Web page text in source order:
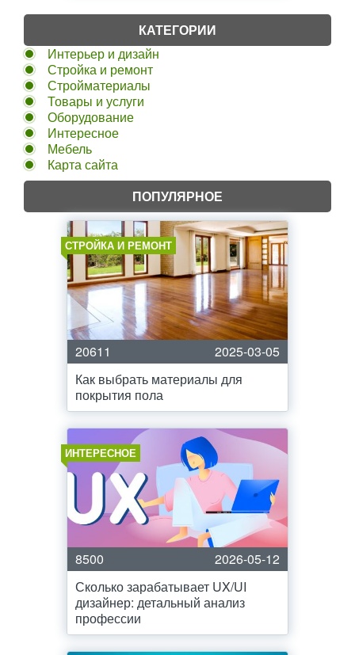
КАТЕГОРИИ
Интерьер и дизайн
Стройка и ремонт
Стройматериалы
Товары и услуги
Оборудование
Интересное
Мебель
Карта сайта
ПОПУЛЯРНОЕ
СТРОЙКА И РЕМОНТ
20611
2025-03-05
Как выбрать материалы для
покрытия пола
ИНТЕРЕСНОЕ
8500
2026-05-12
Сколько зарабатывает UX/UI
дизайнер: детальный анализ
профессии